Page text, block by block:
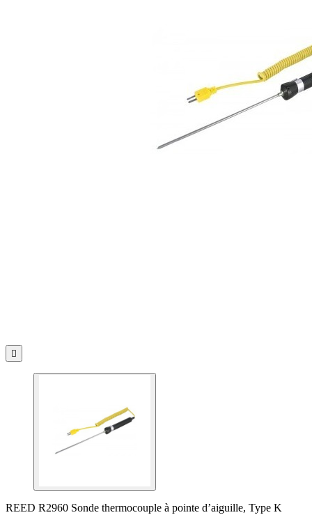

REED R2960 Sonde thermocouple à pointe d’aiguille, Type K